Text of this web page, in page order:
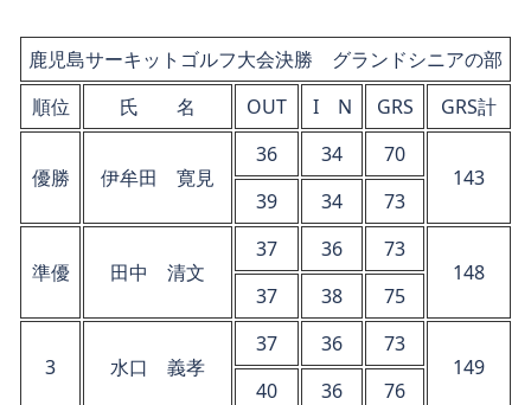
鹿児島サーキットゴルフ大会決勝 グランドシニアの部
順位
氏 名 OUT I N GRS GRS計
優勝 伊牟田 寛見
36 34
70
143
39
34 73
準優 田中 清文
37 36
73
148
37
38 75
3 水口 義孝
37 36
73
149
40
36 76